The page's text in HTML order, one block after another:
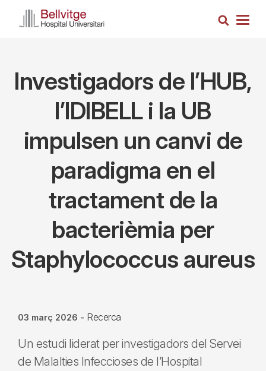
Cerca
Investigadors de l’HUB,
l’IDIBELL i la UB
impulsen un canvi de
paradigma en el
tractament de la
bacterièmia per
Staphylococcus aureus
03 març 2026 - Recerca
Un estudi liderat per investigadors del Servei
de Malalties Infeccioses de l’Hospital